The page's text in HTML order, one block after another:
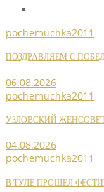
pochemuchka2011
ПОЗДРАВЛЯЕМ С
06.08.2026
pochemuchka2011
УЗЛОВСКИЙ
04.08.2026
pochemuchka2011
В ТУЛЕ ПРОШЕЛ